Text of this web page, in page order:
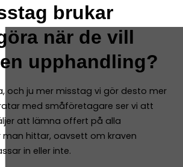
brukar
när de vill
upphandling?
och ju mer misstag vi gör desto mer
med småföretagare ser vi att
att lämna offert på alla
hittar, oavsett om kraven
in eller inte.